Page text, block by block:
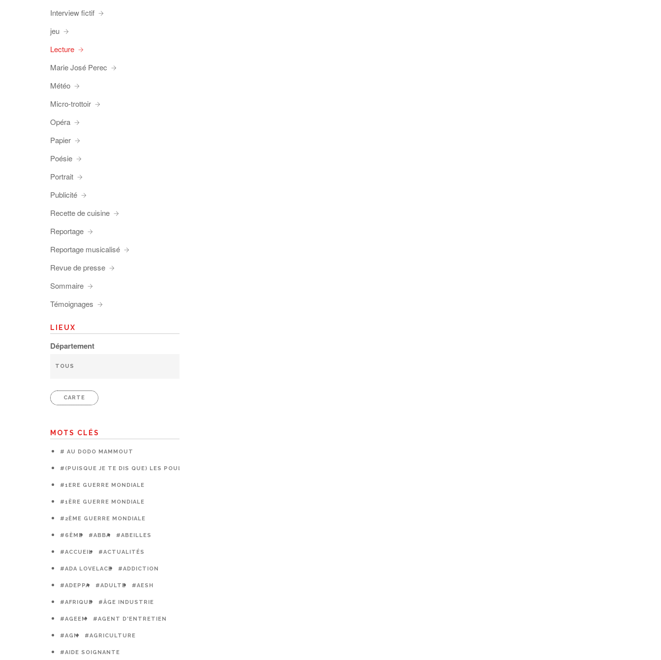
Interview fictif
jeu
Lecture
Marie José Perec
Météo
Micro-trottoir
Opéra
Papier
Poésie
Portrait
Publicité
Recette de cuisine
Reportage
Reportage musicalisé
Revue de presse
Sommaire
Témoignages
LIEUX
Département
CARTE
MOTS CLÉS
# AU DODO MAMMOUT
#(PUISQUE JE TE DIS QUE) LES POULES PRÉFÈRENT LES CAGES
#1ERE GUERRE MONDIALE
#1ÈRE GUERRE MONDIALE
#2ÈME GUERRE MONDIALE
#6ÈME #ABBA #ABEILLES
#ACCUEIL #ACTUALITÉS
#ADA LOVELACE #ADDICTION
#ADEPPA #ADULTE #AESH
#AFRIQUE #ÂGE INDUSTRIE
#AGEEM #AGENT D'ENTRETIEN
#AGN #AGRICULTURE
#AIDE SOIGNANTE